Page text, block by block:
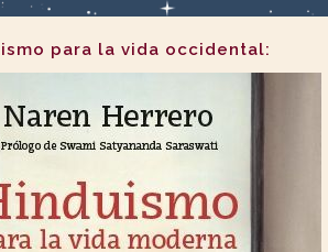
para la vida occidental: